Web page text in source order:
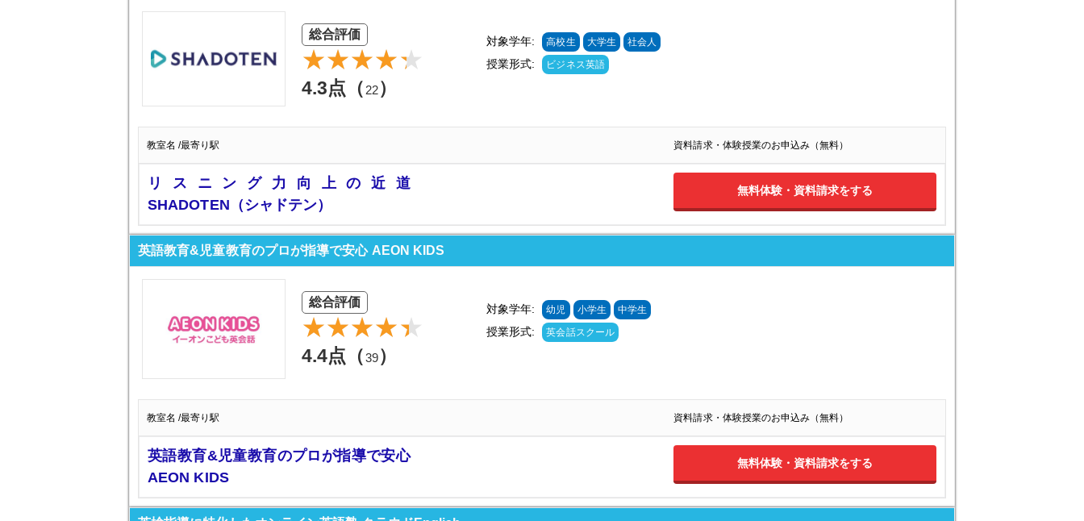
総合評価
4.3点（ 22）
対象学年: 高校生 大学生 社会人
授業形式: ビジネス英語
教室名 /最寄り駅 資料請求・体験授業のお申込み（無料）
リスニング力向上の近道
SHADOTEN（シャドテン）
無料体験・資料請求をする
英語教育&児童教育のプロが指導で安心 AEON KIDS
総合評価
4.4点（39）
対象学年: 幼児 小学生 中学生
授業形式: 英会話スクール
教室名 /最寄り駅 資料請求・体験授業のお申込み（無料）
英語教育&児童教育のプロが指導で安心
AEON KIDS
無料体験・資料請求をする